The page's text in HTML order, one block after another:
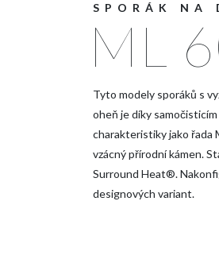
SPORÁK NA
ML
Tyto modely sporáků s
oheň je díky
charakteristiky jako řada
vzácný přírodní kámen.
Surround Heat®.
designových variant.